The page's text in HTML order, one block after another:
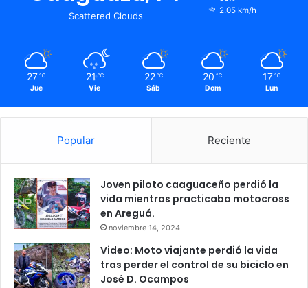
Scattered Clouds
2.05 km/h
27 ℃
Jue
21 ℃
Vie
22 ℃
Sáb
20 ℃
Dom
17 ℃
Lun
Popular Reciente
Joven piloto caaguaceño perdió la
vida mientras practicaba motocross
en Areguá.
noviembre 14, 2024
Video: Moto viajante perdió la vida
tras perder el control de su biciclo en
José D. Ocampos